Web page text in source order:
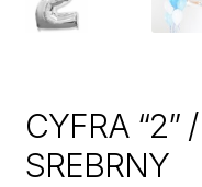
CYFRA “2”
SREBRNY